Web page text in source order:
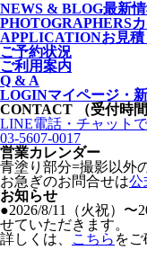
NEWS & BLOG最新
PHOTOGRAPHERS
APPLICATIONお見
ご予約状況
ご利用案内
Q & A
LOGINマイページ・
CONTACT
（受付時
LINE電話・チャット
03-5607-0017
営業カレンダー
青塗り 部分=撮影以外
お急ぎのお問合せは公
お知らせ
●2026/8/11（火祝）〜
せていただきます。
詳しくは、
こちら をご